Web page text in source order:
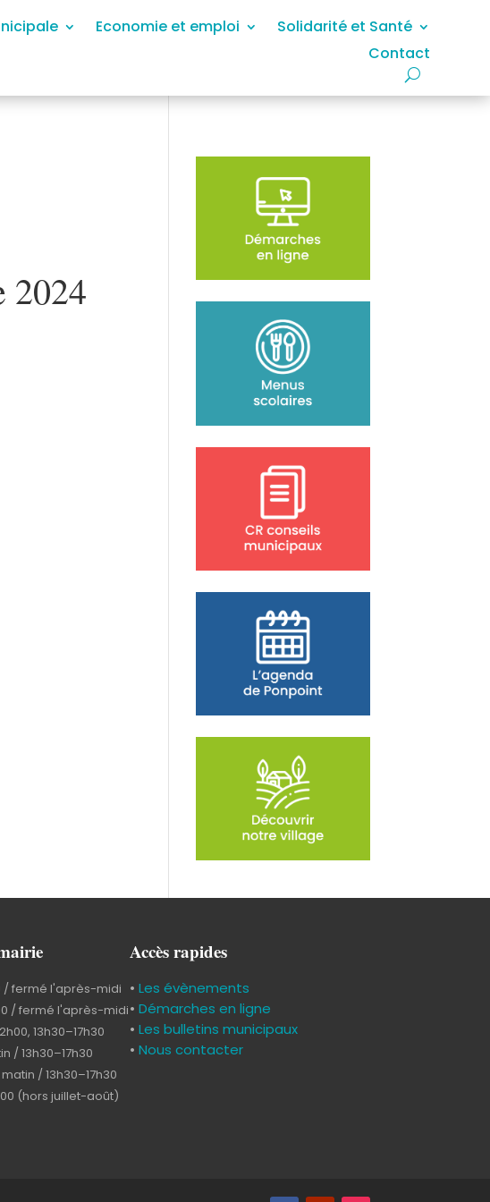
Economie et emploi
Solidarité et Santé
Contact
2024
/ fermé l'après-midi
/ fermé l'après-midi
13h30–17h30
/ 13h30–17h30
/ 13h30–17h30
(hors juillet-août)
Accès rapides
• Les évènements
• Démarches en ligne
• Les bulletins municipaux
• Nous contacter